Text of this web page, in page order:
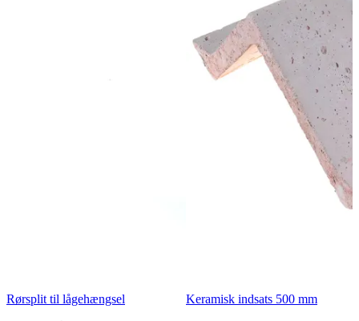
Rørsplit til lågehængsel
Keramisk indsats 500 mm